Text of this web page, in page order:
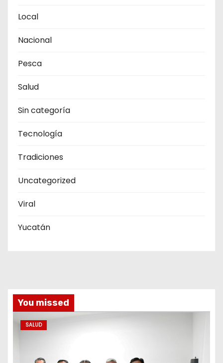
Local
Nacional
Pesca
Salud
Sin categoría
Tecnología
Tradiciones
Uncategorized
Viral
Yucatán
You missed
SALUD